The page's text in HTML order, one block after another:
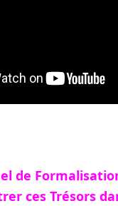
de
ces Trésors